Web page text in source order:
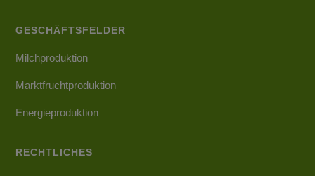
GESCHÄFTSFELDER
Milchproduktion
Marktfruchtproduktion
Energieproduktion
RECHTLICHES